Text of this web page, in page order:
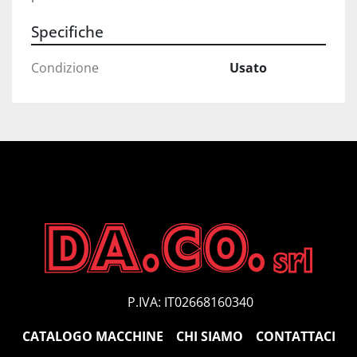
Specifiche
Condizione Usato
P.IVA: IT02668160340
CATALOGO MACCHINE
CHI SIAMO CONTATTACI